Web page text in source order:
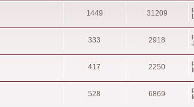
1449 31209
333 2918
417 2250
528 6869